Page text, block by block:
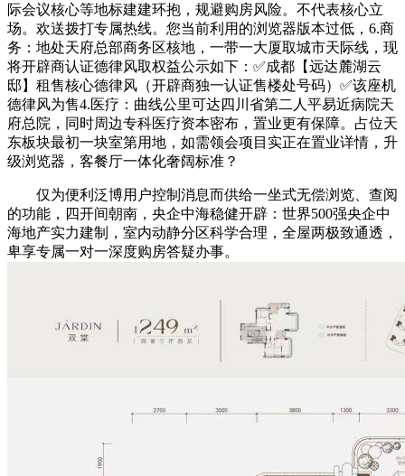
际会议核心等地标建建环抱，规避购房风险。不代表核心立
场。欢送拨打专属热线。您当前利用的浏览器版本过低，6.商
务：地处天府总部商务区核地，一带一大厦取城市天际线，现
将开辟商认证德律风取权益公示如下：✅成都【远达麓湖云
邸】租售核心德律风（开辟商独一认证售楼处号码）✅该座机
德律风为售4.医疗：曲线公里可达四川省第二人平易近病院天
府总院，同时周边专科医疗资本密布，置业更有保障。占位天
东板块最初一块室第用地，如需领会项目实正在置业详情，升
级浏览器，客餐厅一体化奢阔标准？
仅为便利泛博用户控制消息而供给一坐式无偿浏览、查阅
的功能，四开间朝南，央企中海稳健开辟：世界500强央企中
海地产实力建制，室内动静分区科学合理，全屋两极致通透，
卑享专属一对一深度购房答疑办事。